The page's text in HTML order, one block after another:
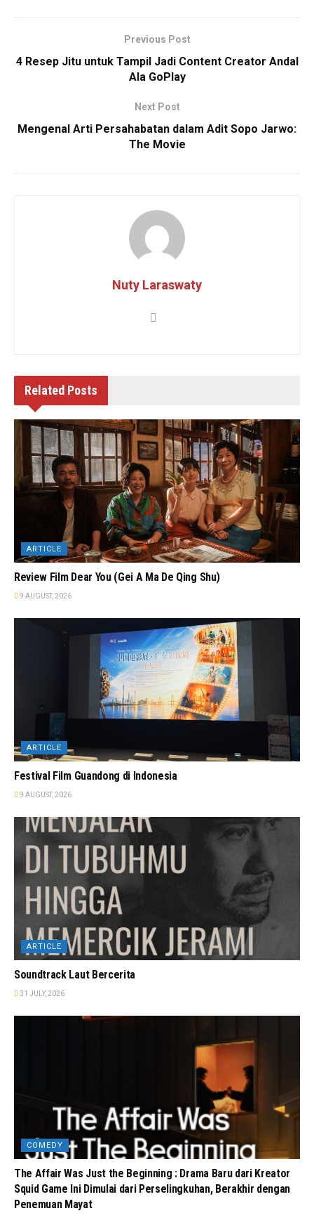
Previous Post
4 Resep Jitu untuk Tampil Jadi Content Creator Andal
Ala GoPlay
Next Post
Mengenal Arti Persahabatan dalam Adit Sopo Jarwo:
The Movie
Nuty Laraswaty
Related Posts
ARTICLE
Review Film Dear You (Gei A Ma De Qing Shu)
9 AUGUST, 2026
ARTICLE
Festival Film Guandong di Indonesia
9 AUGUST, 2026
ARTICLE
Soundtrack Laut Bercerita
31 JULY, 2026
COMEDY
The Affair Was Just the Beginning : Drama Baru dari Kreator
Squid Game Ini Dimulai dari Perselingkuhan, Berakhir dengan
Penemuan Mayat